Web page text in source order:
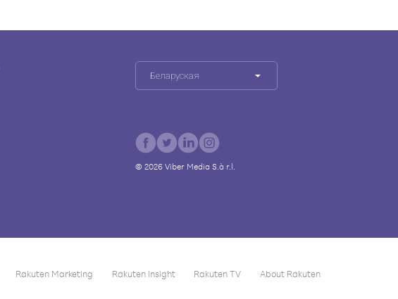
Беларуская
© 2026 Viber Media S.à r.l.
Rakuten Marketing Rakuten Insight Rakuten TV About Rakuten